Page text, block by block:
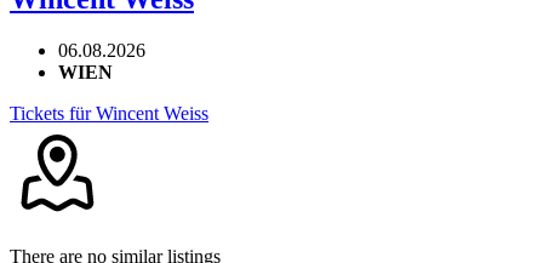
06.08.2026
WIEN
Tickets für Wincent Weiss
There are no similar listings